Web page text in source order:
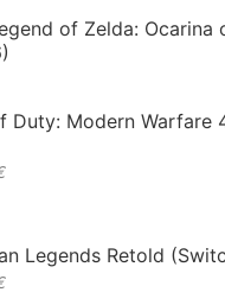
of Zelda: Ocarina
Duty: Modern Warfare
Legends Retold